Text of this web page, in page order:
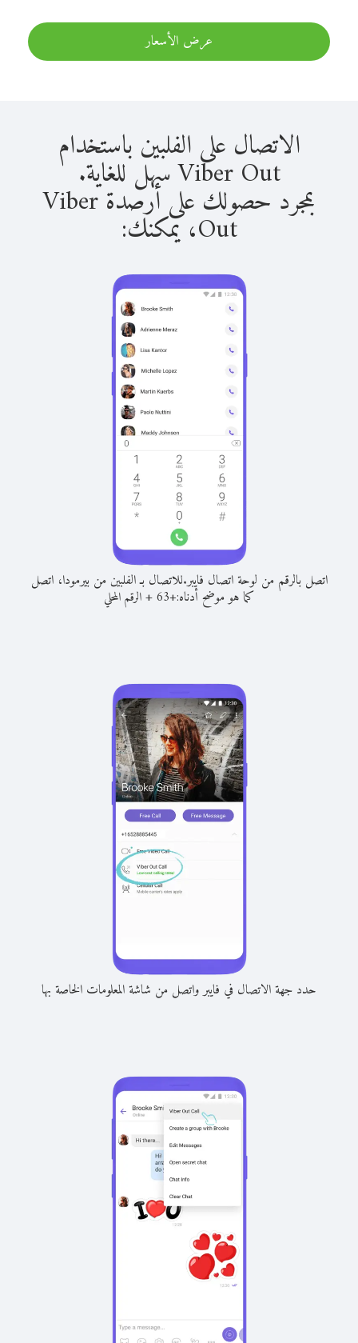
عرض الأسعار
الاتصال على الفلبين باستخدام
Viber Out سهل للغاية.
بمجرد حصولك على أرصدة Viber
Out، يمكنك:
اتصل بالرقم من لوحة اتصال فايبر.للاتصال بـ الفلبين من بيرمودا، اتصل
كما هو موضح أدناه:+
63
+الرقم المحلي
حدد جهة الاتصال في فايبر واتصل من شاشة المعلومات الخاصة بها